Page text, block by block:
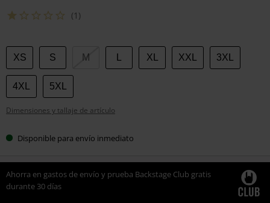
(1)
Elige
tu
talla
XS S M XL XXL 3XL
4XL 5XL
Dimensiones y tallaje de artículo
Disponible para envío inmediato
Ahorra en gastos de envío y prueba Backstage Club gratis
durante 30 días